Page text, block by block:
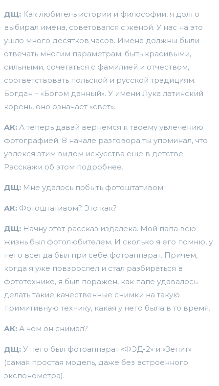
ДЩ: Как любитель истории и философии, я долго
выбирал имена, советовался с женой. У нас на это
ушло много десятков часов. Имена должны были
отвечать многим параметрам: быть красивыми,
сильными, сочетаться с фамилией и отчеством,
соответствовать польской и русской традициям.
Богдан – «Богом данный». У имени Лука латинский
корень, оно означает «свет».
АК: А теперь давай вернемся к твоему увлечению
фотографией. В начале разговора ты упоминал, что
увлекся этим видом искусства еще в детстве.
Расскажи об этом подробнее.
ДЩ: Мне удалось побыть фотоштативом.
АК: Фотоштативом? Это как?
ДЩ: Начну этот рассказ издалека. Мой папа всю
жизнь был фотолюбителем. И сколько я его помню, у
него всегда был при себе фотоаппарат. Причем,
когда я уже повзрослел и стал разбираться в
фототехнике, я был поражен, как папе удавалось
делать такие качественные снимки на такую
примитивную технику, какая у него была в то время.
АК: А чем он снимал?
ДЩ: У него был фотоаппарат «ФЭД-2» и «Зенит»
(самая простая модель, даже без встроенного
экспонометра).